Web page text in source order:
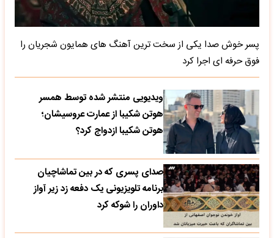
پسر خوش صدا یکی از سخت ترین آهنگ های همایون شجریان را
فوق حرفه ای اجرا کرد
ویدیویی منتشر شده توسط همسر
هوتن شکیبا از عمارت عروسیشان؛
هوتن شکیبا ازدواج کرد؟
صدای پسری که در بین تماشاچیان
برنامه تلویزیونی یک دفعه زد زیر آواز
داوران را شوکه کرد